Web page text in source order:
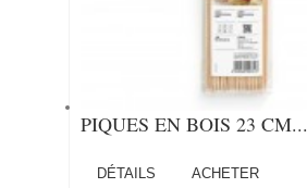
PIQUES EN BOIS 23 CM...
DÉTAILS ACHETER